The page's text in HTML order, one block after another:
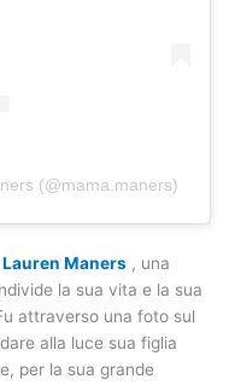
(@mama.maners)
Lauren Maners , una
la sua vita e la sua
attraverso una foto sul
alla luce sua figlia
per la sua grande